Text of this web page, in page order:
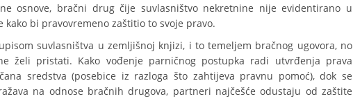
osnove, bračni drug čije suvlasništvo nekretnine nije evidentirano u
bi pravovremeno zaštitio to svoje pravo.
suvlasništva u zemljišnoj knjizi, i to temeljem bračnog ugovora, no
želi pristati. Kako vođenje parničnog postupka radi utvrđenja prava
sredstva (posebice iz razloga što zahtijeva pravnu pomoć), dok se
na odnose bračnih drugova, partneri najčešće odustaju od zaštite